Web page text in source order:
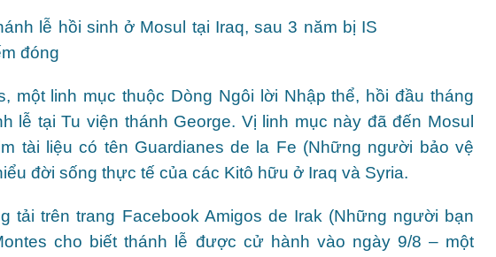
một linh mục thuộc Dòng Ngôi lời Nhập thể, hồi đầu tháng
lễ tại Tu viện thánh George. Vị linh mục này đã đến Mosul
tài liệu có tên Guardianes de la Fe (Những người bảo vệ
đời sống thực tế của các Kitô hữu ở Iraq và Syria.
tải trên trang Facebook Amigos de Irak (Những người bạn
cho biết thánh lễ được cử hành vào ngày 9/8 – một